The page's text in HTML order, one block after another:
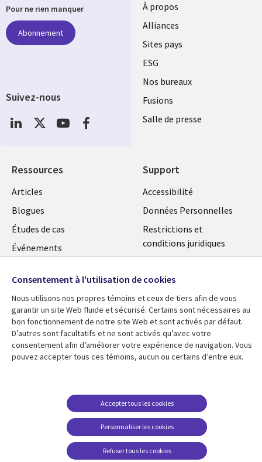
À propos
Alliances
Sites pays
ESG
Nos bureaux
Fusions
Salle de presse
Ressources
Articles
Blogues
Études de cas
Événements
Vidéos
En voir plus
Support
Accessibilité
Données Personnelles
Restrictions et
conditions juridiques
Centre de gestion des
témoins
Pour ne rien manquer
Abonnement
Suivez-nous
Social
Media
Consentement à l'utilisation de cookies
Nous utilisons nos propres témoins et ceux de tiers afin de vous
garantir un site Web fluide et sécurisé. Certains sont nécessaires au
bon fonctionnement de notre site Web et sont activés par défaut.
D’autres sont facultatifs et ne sont activés qu’avec votre
consentement afin d’améliorer votre expérience de navigation. Vous
pouvez accepter tous ces témoins, aucun ou certains d’entre eux.
Personnaliser les cookies
Accepter tous les cookies
Refuser tous les cookies